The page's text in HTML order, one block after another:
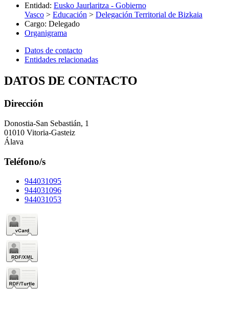
Entidad: Eusko Jaurlaritza - Gobierno
Vasco > Educación > Delegación Territorial de Bizkaia
Cargo: Delegado
Organigrama
Datos de contacto
Entidades relacionadas
DATOS DE CONTACTO
Dirección
Donostia-San Sebastián, 1
01010 Vitoria-Gasteiz
Álava
Teléfono/s
944031095
944031096
944031053